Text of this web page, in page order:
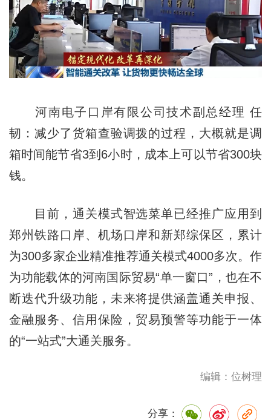
河南电子口岸有限公司技术副总经理 任
韧：减少了货箱查验调拨的过程，大概就是调
箱时间能节省3到6小时，成本上可以节省300块
钱。
目前，通关模式智选菜单已经推广应用到
郑州铁路口岸、机场口岸和新郑综保区，累计
为300多家企业精准推荐通关模式4000多次。作
为功能载体的河南国际贸易“单一窗口”，也在不
断迭代升级功能，未来将提供涵盖通关申报、
金融服务、信用保险，贸易预警等功能于一体
的“一站式”大通关服务。
编辑：位树理
分享：